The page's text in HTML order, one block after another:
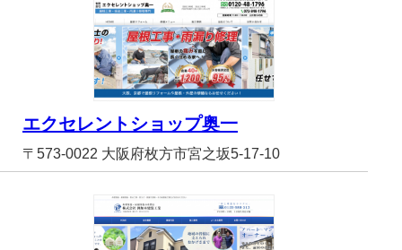
エクセレントショップ奥一
〒573-0022 大阪府枚方市宮之坂5-17-10